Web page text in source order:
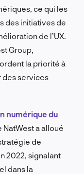
ce qui les
des initiatives de
de l’UX.
Group,
la priorité à
des services
numérique du
NatWest a alloué
de
2022, signalant
dans la